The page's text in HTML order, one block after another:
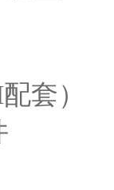
套）